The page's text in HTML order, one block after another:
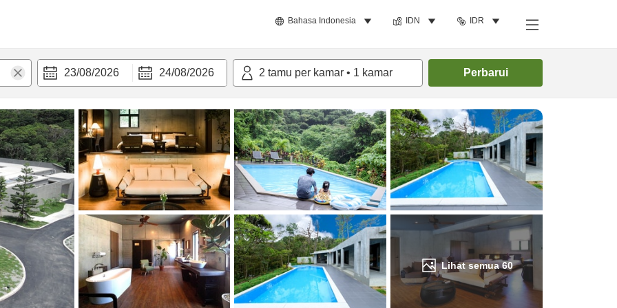
Bahasa Indonesia IDN IDR
23/08/2026 24/08/2026 2 tamu per kamar • 1 kamar Perbarui
Lihat semua60
Cari kamar